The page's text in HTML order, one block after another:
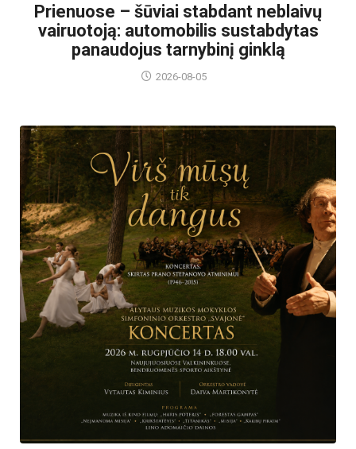
Prienuose – šūviai stabdant neblaivų
vairuotoją: automobilis sustabdytas
panaudojus tarnybinį ginklą
2026-08-05